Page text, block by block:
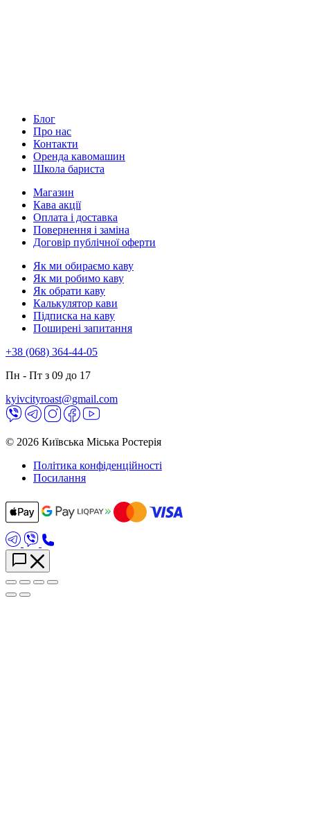
Блог
Про нас
Контакти
Оренда кавомашин
Школа бариста
Магазин
Кава акції
Оплата і доставка
Повернення і заміна
Договір публічної оферти
Як ми обираємо каву
Як ми робимо каву
Як обрати каву
Калькулятор кави
Підписка на каву
Поширені запитання
+38 (068) 364-44-05
Пн - Пт з 09 до 17
kyivcityroast@gmail.com
© 2026 Київська Міська Ростерія
Політика конфіденційності
Посилання